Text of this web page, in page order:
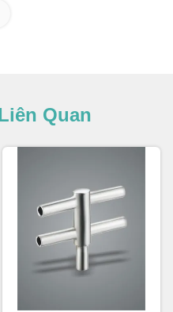
Quan